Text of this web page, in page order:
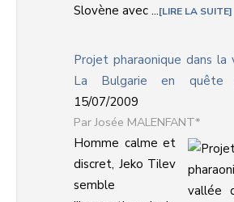
Slovène avec ... LIRE LA SUITE
Projet pharaonique dans la
La Bulgarie en quête
15/07/2009
Josée MALENFANT*
Homme calme et
discret, Jeko Tilev
semble